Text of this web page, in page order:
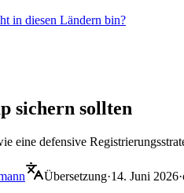
in diesen Ländern bin?
sichern sollten
defensive
Übersetzung·14. Juni 2026·